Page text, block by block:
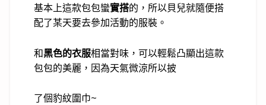
基本上這款包包蠻實搭的，所以貝兒就隨便搭
配了某天要去參加活動的服裝。
和黑色的衣服相當對味，可以輕鬆凸顯出這款
包包的美麗，因為天氣微涼所以披
了個豹紋圍巾~